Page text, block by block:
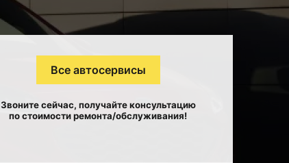
Все автосервисы
Звоните сейчас, получайте консультацию
по стоимости ремонта/обслуживания!